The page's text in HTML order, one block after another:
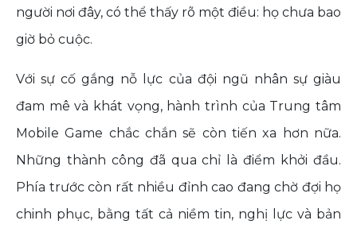
người nơi đây, có thể thấy rõ một điều: họ chưa bao
giờ bỏ cuộc.
Với sự cố gắng nỗ lực của đội ngũ nhân sự giàu
đam mê và khát vọng, hành trình của Trung tâm
Mobile Game chắc chắn sẽ còn tiến xa hơn nữa.
Những thành công đã qua chỉ là điểm khởi đầu.
Phía trước còn rất nhiều đỉnh cao đang chờ đợi họ
chinh phục, bằng tất cả niềm tin, nghị lực và bản